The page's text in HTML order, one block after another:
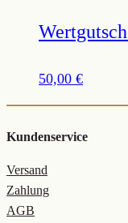
50,00 €
Kundenservice
Versand
Zahlung
AGB